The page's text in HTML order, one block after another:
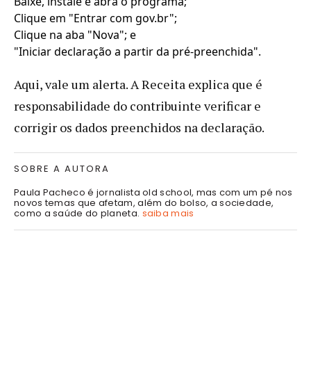
Clique em "Entrar com gov.br";
Clique na aba "Nova"; e
"Iniciar declaração a partir da pré-preenchida".
Aqui, vale um alerta. A Receita explica que é
responsabilidade do contribuinte verificar e
corrigir os dados preenchidos na declaração.
SOBRE A AUTORA
Paula Pacheco é jornalista old school, mas com um pé nos
novos temas que afetam, além do bolso, a sociedade,
como a saúde do planeta. saiba mais